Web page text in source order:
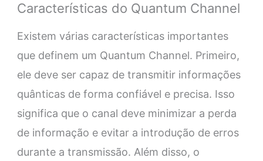
Características do Quantum Channel
Existem várias características importantes
que definem um Quantum Channel. Primeiro,
ele deve ser capaz de transmitir informações
quânticas de forma confiável e precisa. Isso
significa que o canal deve minimizar a perda
de informação e evitar a introdução de erros
durante a transmissão. Além disso, o